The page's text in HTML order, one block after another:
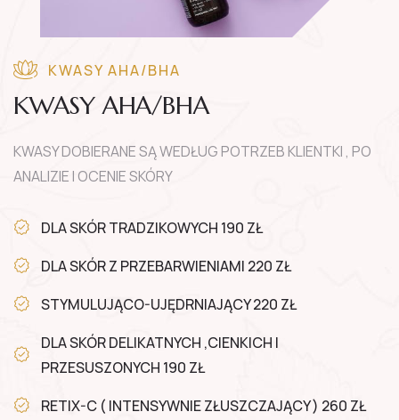
KWASY AHA/BHA
KWASY AHA/BHA
KWASY DOBIERANE SĄ WEDŁUG POTRZEB KLIENTKI , PO
ANALIZIE I OCENIE SKÓRY
DLA SKÓR TRADZIKOWYCH 190 ZŁ
DLA SKÓR Z PRZEBARWIENIAMI 220 ZŁ
STYMULUJĄCO-UJĘDRNIAJĄCY 220 ZŁ
DLA SKÓR DELIKATNYCH ,CIENKICH I
PRZESUSZONYCH 190 ZŁ
RETIX-C ( INTENSYWNIE ZŁUSZCZAJĄCY ) 260 ZŁ